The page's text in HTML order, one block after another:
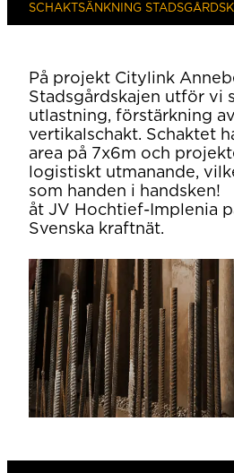
SCHAKTSÄNKNING
På projekt Citylink
Stadsgårdskajen utför vi
utlastning, förstärkning
vertikalschakt. Schaktet
area på 7x6m och
logistiskt utmanande,
som handen i
åt JV Hochtief-Implenia
Svenska kraftnät.